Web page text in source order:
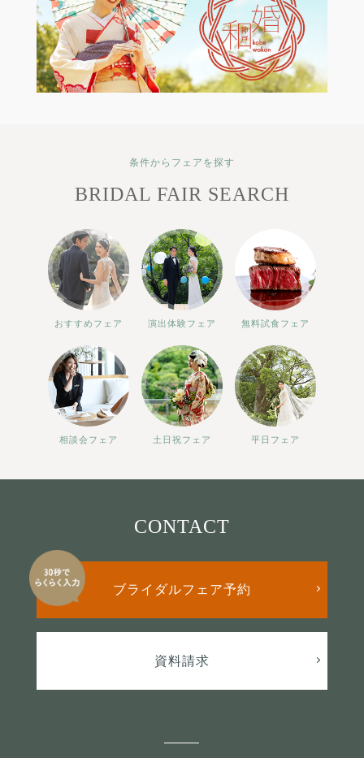
条件からフェアを探す
BRIDAL FAIR SEARCH
おすすめフェア 演出体験フェア 無料試食フェア
相談会フェア 土日祝フェア 平日フェア
CONTACT
ブライダルフェア予約
資料請求